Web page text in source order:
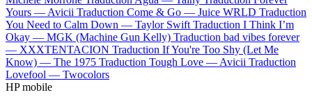
Yours — Avicii Traduction Come & Go — Juice WRLD Traduction
You Need to Calm Down — Taylor Swift Traduction I Think I’m
Okay — MGK (Machine Gun Kelly) Traduction bad vibes forever
— XXXTENTACION Traduction If You're Too Shy (Let Me
Know) — The 1975 Traduction Tough Love — Avicii Traduction
Lovefool — Twocolors
HP mobile